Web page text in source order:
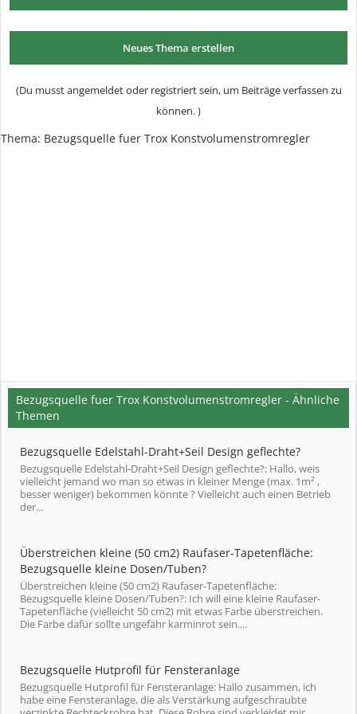
Neues Thema erstellen
(Du musst angemeldet oder registriert sein, um Beiträge verfassen zu
können. )
Thema: Bezugsquelle fuer Trox Konstvolumenstromregler
Bezugsquelle fuer Trox Konstvolumenstromregler - Ähnliche
Themen
Bezugsquelle Edelstahl-Draht+Seil Design geflechte?
Bezugsquelle Edelstahl-Draht+Seil Design geflechte?: Hallo, weis
vielleicht jemand wo man so etwas in kleiner Menge (max. 1m² ,
besser weniger) bekommen könnte ? Vielleicht auch einen Betrieb
der...
Überstreichen kleine (50 cm2) Raufaser-Tapetenfläche:
Bezugsquelle kleine Dosen/Tuben?
Überstreichen kleine (50 cm2) Raufaser-Tapetenfläche:
Bezugsquelle kleine Dosen/Tuben?: Ich will eine kleine Raufaser-
Tapetenfläche (vielleicht 50 cm2) mit etwas Farbe überstreichen.
Die Farbe dafür sollte ungefähr karminrot sein....
Bezugsquelle Hutprofil für Fensteranlage
Bezugsquelle Hutprofil für Fensteranlage: Hallo zusammen, ich
habe eine Fensteranlage, die als Verstärkung aufgeschraubte